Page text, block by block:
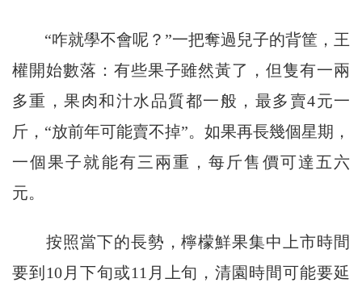
“咋就學不會呢？”一把奪過兒子的背筐，王
權開始數落：有些果子雖然黃了，但隻有一兩
多重，果肉和汁水品質都一般，最多賣4元一
斤，“放前年可能賣不掉”。如果再長幾個星期，
一個果子就能有三兩重，每斤售價可達五六
元。
按照當下的長勢，檸檬鮮果集中上市時間
要到10月下旬或11月上旬，清園時間可能要延